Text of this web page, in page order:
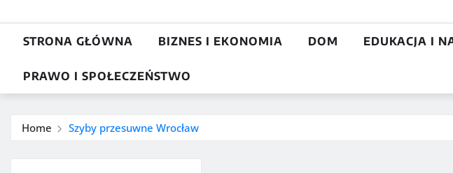
STRONA GŁÓWNA BIZNES I EKONOMIA DOM EDUKACJA I
PRAWO I SPOŁECZEŃSTWO
Home Szyby przesuwne Wrocław